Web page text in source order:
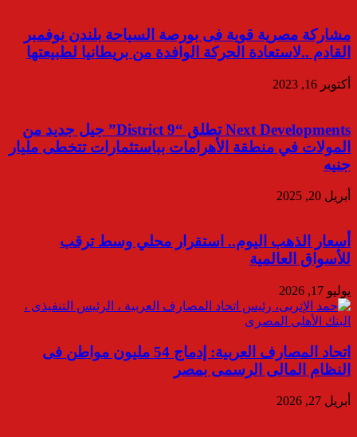
مشاركة مصرية قوية فى بورصة السياحة بلندن نوفمبر
القادم ..لاستعادة الحركة الوافدة من بريطانيا لطبيعتها
أكتوبر 16, 2023
Next Developments تطلق “District 9” جيل جديد من
المولات في منطقة الأهرامات بباستثمارات تتخطى مليار
جنيه
أبريل 20, 2025
أسعار الذهب اليوم.. استقرار محلي وسط ترقب
للأسواق العالمية
يوليو 17, 2026
اتحاد المصارف العربية: إدماج 54 مليون مواطن فى
النظام المالى الرسمى بمصر
أبريل 27, 2026